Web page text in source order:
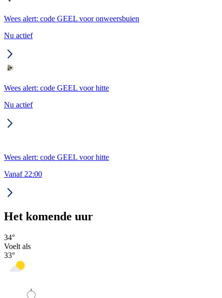
Wees alert: code GEEL voor onweersbuien
Nu actief
Wees alert: code GEEL voor hitte
Nu actief
Wees alert: code GEEL voor hitte
Vanaf 22:00
Het komende uur
34°
Voelt als
33°